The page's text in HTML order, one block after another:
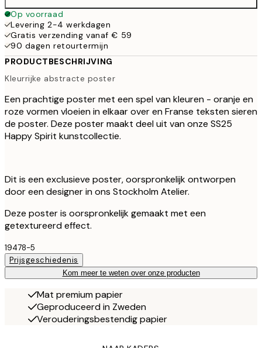
Op voorraad
Levering 2-4 werkdagen
Gratis verzending vanaf € 59
90 dagen retourtermijn
PRODUCTBESCHRIJVING
Kleurrijke abstracte poster
Een prachtige poster met een spel van kleuren - oranje en
roze vormen vloeien in elkaar over en Franse teksten sieren
de poster. Deze poster maakt deel uit van onze SS25
Happy Spirit kunstcollectie.
Dit is een exclusieve poster, oorspronkelijk ontworpen
door een designer in ons Stockholm Atelier.
Deze poster is oorspronkelijk gemaakt met een
getextureerd effect.
19478-5
Prijsgeschiedenis
Kom meer te weten over onze producten
Mat premium papier
Geproduceerd in Zweden
Verouderingsbestendig papier